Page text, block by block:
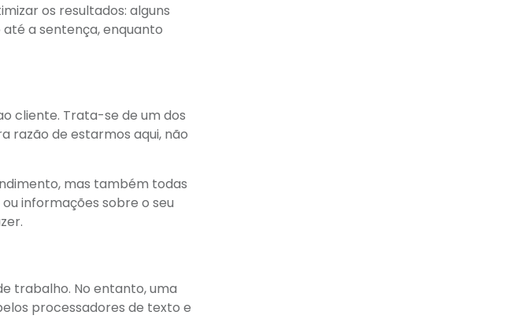
os resultados: alguns
a sentença, enquanto
cliente. Trata-se de um dos
razão de estarmos aqui, não
mas também todas
informações sobre o seu
trabalho. No entanto, uma
processadores de texto e